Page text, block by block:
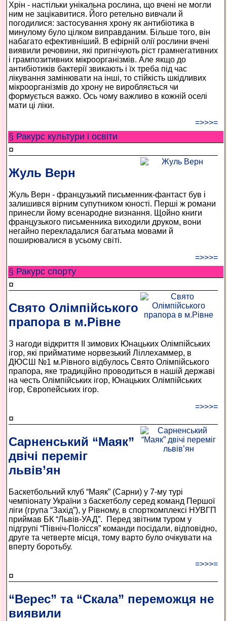
Хрін - настільки унікальна рослина, що вчені не могли
ним не зацікавитися. Його ретельно вивчали й
погодилися: застосування хрону як антибіотика в
минулому було цілком виправданим. Більше того, він
набагато ефективніший. В ефірній олії рослини вчені
виявили речовини, які пригнічують ріст грамнегативних
і грампозитивних мікроорганізмів. Але якщо до
антибіотиків бактерії звикають і їх треба під час
лікування замінювати на інші, то стійкість шкідливих
мікроорганізмів до хрону не виробляється чи
формується важко. Ось чому важливо в кожній оселі
мати ці ліки.
=>>>=
§ Ракурс культури і освіти
¤
Жуль Верн
Жуль Верн - французький письменник-фантаст був і
залишився вірним супутником юності. Перші ж романи
принесли йому всенародне визнання. Щойно книги
французького письменника виходили друком, вони
негайно перекладалися багатьма мовами й
поширювалися в усьому світі.
=>>>=
§ Ракурс спорту
¤
Свято Олімпійського
прапора в м.Рівне
З нагоди відкриття II зимових Юнацьких Олімпійських
ігор, які прийматиме норвезький Ліллехаммер, в
ДЮСШ №1 м.Рівного відбулось Свято Олімпійського
прапора, яке традиційно проводиться в нашій державі
на честь Олімпійських ігор, Юнацьких Олімпійських
ігор, Європейських ігор.
=>>>=
¤
Сарненський “Маяк”
двічі переміг
львів’ян
Баскетбольний клуб “Маяк” (Сарни) у 7-му турі
чемпіонату України з баскетболу серед команд Першої
ліги (група “Захід”), у Рівному, в спорткомплексі НУВГП
приймав БК “Львів-УАД”. Перед звітним туром у
підгрупі “Північ-Полісся” команди посідали, відповідно,
друге та четверте місця, тому варто було очікувати на
вперту боротьбу.
=>>>=
¤
“Верес” та “Скала” переможця не
виявили